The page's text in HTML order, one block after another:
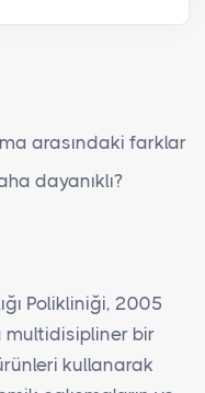
arasındaki farklar
dayanıklı?
Polikliniği, 2005
multidisipliner bir
kullanarak